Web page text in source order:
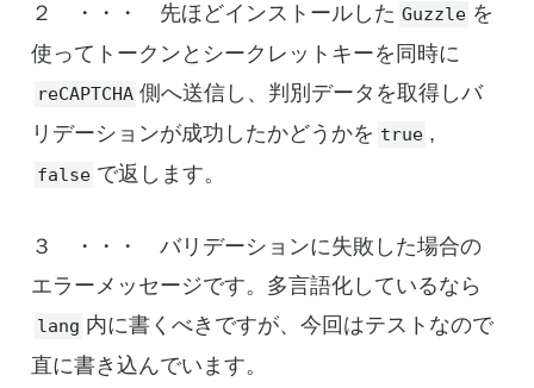
２ ・・・ 先ほどインストールした Guzzle を
使ってトークンとシークレットキーを同時に
reCAPTCHA 側へ送信し、判別データを取得しバ
リデーションが成功したかどうかを true ,
false で返します。
３ ・・・ バリデーションに失敗した場合の
エラーメッセージです。多言語化しているなら
lang 内に書くべきですが、今回はテストなので
直に書き込んでいます。